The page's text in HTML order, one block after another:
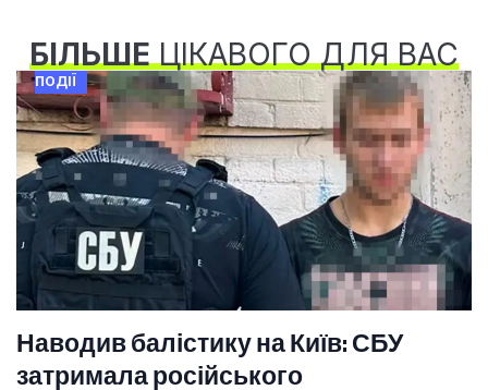
БІЛЬШЕЦІКАВОГО ДЛЯ ВАС
ПОДІЇ
Наводив балістику на Київ: СБУ
затримала російського